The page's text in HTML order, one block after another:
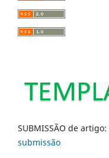
SUBMISSÃO de artigo:
submissão